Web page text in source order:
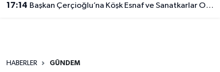
17:14 Başkan Çerçioğlu’na Köşk Esnaf ve Sanatkarlar Odası’ndan ziyaret
HABERLER GÜNDEM